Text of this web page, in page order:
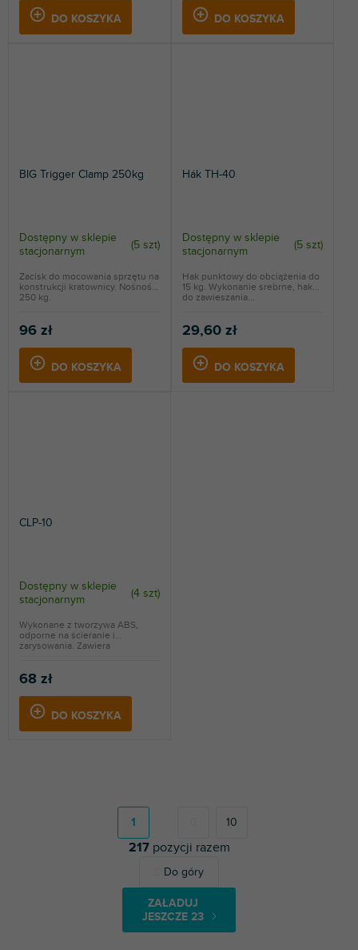
DO KOSZYKA DO KOSZYKA
BIG Trigger Clamp 250kg
Dostępny w sklepie
stacjonarnym
(5 szt)
96 zł
DO KOSZYKA
Zacisk do mocowania sprzętu na
konstrukcji kratownicy. Nośność
250 kg.
Hák TH-40
Dostępny w sklepie
stacjonarnym
(5 szt)
29,60 zł
DO KOSZYKA
Hak punktowy do obciążenia do
15 kg. Wykonanie srebrne, hak
do zawieszania...
CLP-10
Dostępny w sklepie
stacjonarnym
(4 szt)
68 zł
DO KOSZYKA
Wykonane z tworzywa ABS,
odporne na ścieranie i
zarysowania. Zawiera
K
o
n
t
ZAŁADUJ
JESZCZE 23
n
c
j
a
1 10
217pozycji razem
Do góry